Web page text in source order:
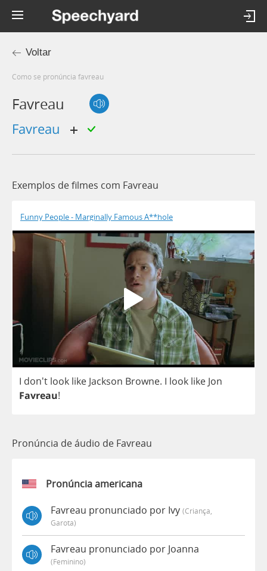
Voltar
Como se pronúncia favreau
Favreau
favreau
Exemplos de filmes com Favreau
Funny People - Marginally Famous A**hole
I don't look like Jackson Browne. I look like Jon
Favreau!
Pronúncia de áudio de Favreau
Pronúncia americana
Favreau pronunciado por Ivy (criança,
Garota)
Favreau pronunciado por Joanna
(feminino)